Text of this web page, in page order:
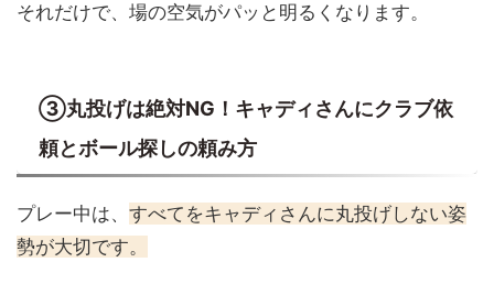
それだけで、場の空気がパッと明るくなります。
③丸投げは絶対NG！キャディさんにクラブ依
頼とボール探しの頼み方
プレー中は、 すべてをキャディさんに丸投げしない姿
勢が大切です。